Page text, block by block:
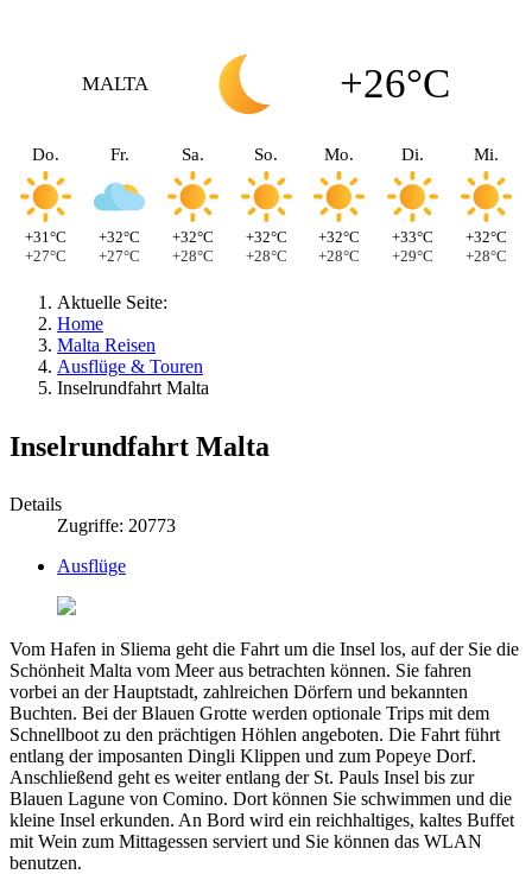
MALTA +26°C
Do.
+31°C
+27°C
Fr.
+32°C
+27°C
Sa.
+32°C
+28°C
So.
+32°C
+28°C
Mo.
+32°C
+28°C
Di.
+33°C
+29°C
Mi.
+32°C
+28°C
Aktuelle Seite:
Home
Malta Reisen
Ausflüge & Touren
Inselrundfahrt Malta
Inselrundfahrt Malta
Details
Zugriffe: 20773
Ausflüge
Vom Hafen in Sliema geht die Fahrt um die Insel los, auf der Sie die
Schönheit Malta vom Meer aus betrachten können. Sie fahren
vorbei an der Hauptstadt, zahlreichen Dörfern und bekannten
Buchten. Bei der Blauen Grotte werden optionale Trips mit dem
Schnellboot zu den prächtigen Höhlen angeboten. Die Fahrt führt
entlang der imposanten Dingli Klippen und zum Popeye Dorf.
Anschließend geht es weiter entlang der St. Pauls Insel bis zur
Blauen Lagune von Comino. Dort können Sie schwimmen und die
kleine Insel erkunden. An Bord wird ein reichhaltiges, kaltes Buffet
mit Wein zum Mittagessen serviert und Sie können das WLAN
benutzen.